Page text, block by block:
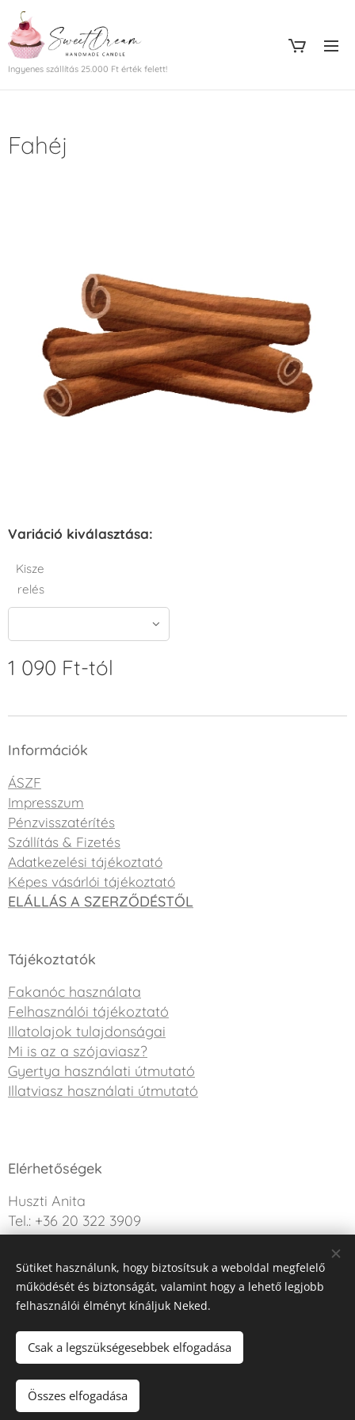
Ingyenes szállítás 25.000 Ft érték felett!
Fahéj
Variáció kiválasztása:
Kisze
relés
1 090 Ft-tól
Információk
ÁSZF
Impresszum
Pénzvisszatérítés
Szállítás & Fizetés
Adatkezelési tájékoztató
Képes vásárlói tájékoztató
ELÁLLÁS A SZERZŐDÉSTŐL
Tájékoztatók
Fakanóc használata
Felhasználói tájékoztató
Illatolajok tulajdonságai
Mi is az a szójaviasz?
Gyertya használati útmutató
Illatviasz használati útmutató
Elérhetőségek
Huszti Anita
Tel.: +36 20 322 3909
Kérdésed van? Írj nekünk!
Az oldalt a Webnode működteti
Sütiket használunk, hogy biztosítsuk a weboldal megfelelő
működését és biztonságát, valamint hogy a lehető legjobb
felhasználói élményt kínáljuk Neked.
Csak a legszükségesebbek elfogadása
Összes elfogadása